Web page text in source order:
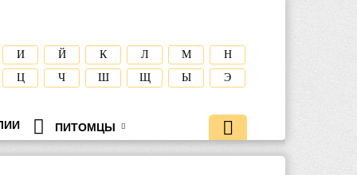
И Й К Л М
Н
Ц
Ч Ш Щ Ы Э
ПИТОМЦЫ